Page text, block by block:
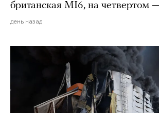
британская MI6, на
день назад